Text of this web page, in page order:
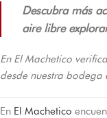
Descubra más
aire libre
En El Machetico
desde nuestra bodega
En El Machetico